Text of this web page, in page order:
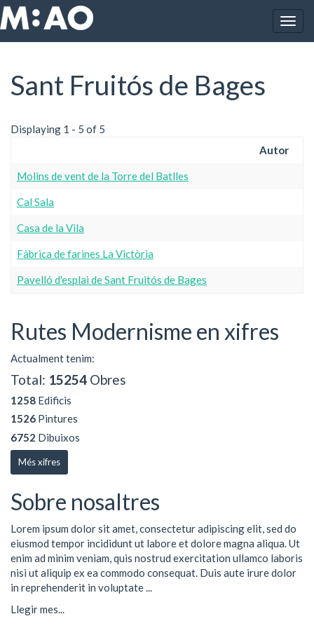
Vés al contingut
Inici Sant Fruitós de Bages
Sant Fruitós de Bages
Displaying 1 - 5 of 5
Autor
Molins de vent de la Torre del Batlles
Cal Sala
Casa de la Vila
Fàbrica de farines La Victòria
Pavelló d'esplai de Sant Fruitós de Bages
Rutes Modernisme en xifres
Actualment tenim:
Total: 15254 Obres
1258 Edificis
1526 Pintures
6752 Dibuixos
Més xifres
Sobre nosaltres
Lorem ipsum dolor sit amet, consectetur adipiscing elit, sed do
eiusmod tempor incididunt ut labore et dolore magna aliqua. Ut
enim ad minim veniam, quis nostrud exercitation ullamco laboris
nisi ut aliquip ex ea commodo consequat. Duis aute irure dolor
in reprehenderit in voluptate ...
Llegir mes...